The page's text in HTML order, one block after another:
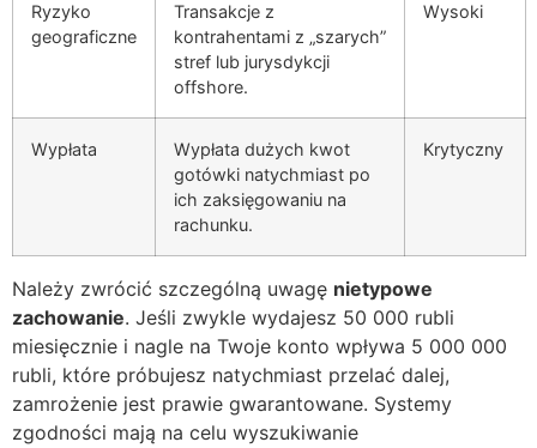
Ryzyko
geograficzne
Transakcje z
kontrahentami z „szarych”
stref lub jurysdykcji
offshore.
Wysoki
Wypłata
Wypłata dużych kwot
gotówki natychmiast po
ich zaksięgowaniu na
rachunku.
Krytyczny
Należy zwrócić szczególną uwagę nietypowe
zachowanie. Jeśli zwykle wydajesz 50 000 rubli
miesięcznie i nagle na Twoje konto wpływa 5 000 000
rubli, które próbujesz natychmiast przelać dalej,
zamrożenie jest prawie gwarantowane. Systemy
zgodności mają na celu wyszukiwanie